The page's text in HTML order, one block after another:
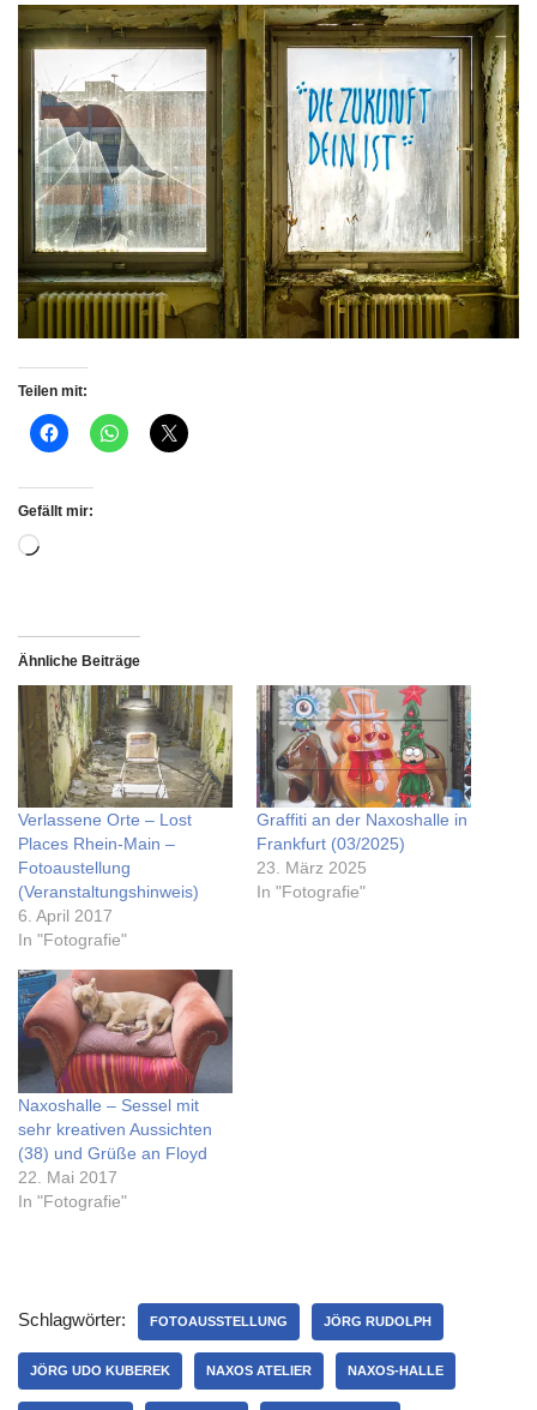
Teilen mit:
Gefällt mir:
Ähnliche Beiträge
Verlassene Orte – Lost
Places Rhein-Main –
Fotoaustellung
(Veranstaltungshinweis)
6. April 2017
In "Fotografie"
Graffiti an der Naxoshalle in
Frankfurt (03/2025)
23. März 2025
In "Fotografie"
Naxoshalle – Sessel mit
sehr kreativen Aussichten
(38) und Grüße an Floyd
22. Mai 2017
In "Fotografie"
Schlagwörter: FOTOAUSSTELLUNG JÖRG RUDOLPH
JÖRG UDO KUBEREK NAXOS ATELIER NAXOS-HALLE